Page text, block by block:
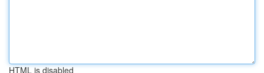
HTML is disabled